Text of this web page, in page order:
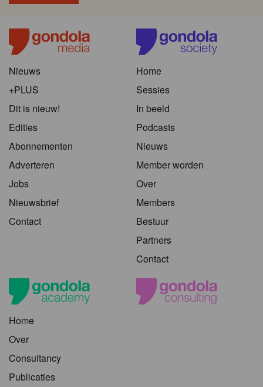
Nieuws
+PLUS
Dit is nieuw!
Edities
Abonnementen
Adverteren
Jobs
Nieuwsbrief
Contact
Home
Sessies
In beeld
Podcasts
Nieuws
Member worden
Over
Members
Bestuur
Partners
Contact
Home
Over
Consultancy
Publicaties